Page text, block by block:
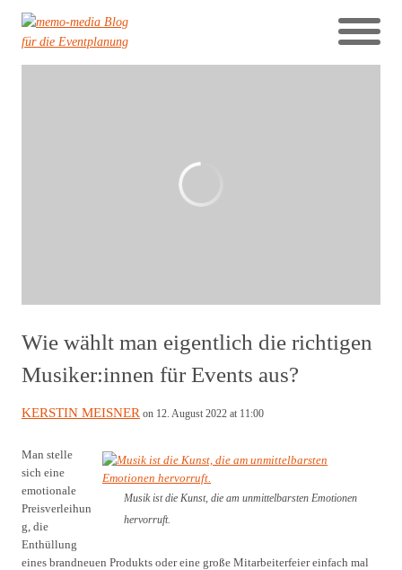
Wie wählt man eigentlich die richtigen
Musiker:innen für Events aus?
KERSTIN MEISNER on 12. August 2022 at 11:00
Musik ist die Kunst, die am unmittelbarsten Emotionen
hervorruft.
Man stelle
sich eine
emotionale
Preisverleihun
g, die
Enthüllung
eines brandneuen Produkts oder eine große Mitarbeiterfeier einfach mal